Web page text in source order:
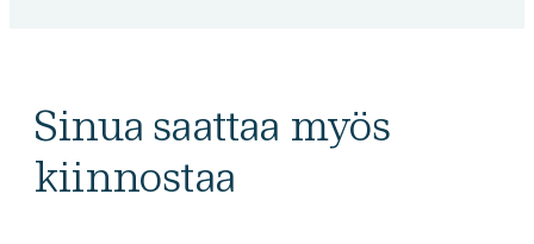
Sinua saattaa myös
kiinnostaa